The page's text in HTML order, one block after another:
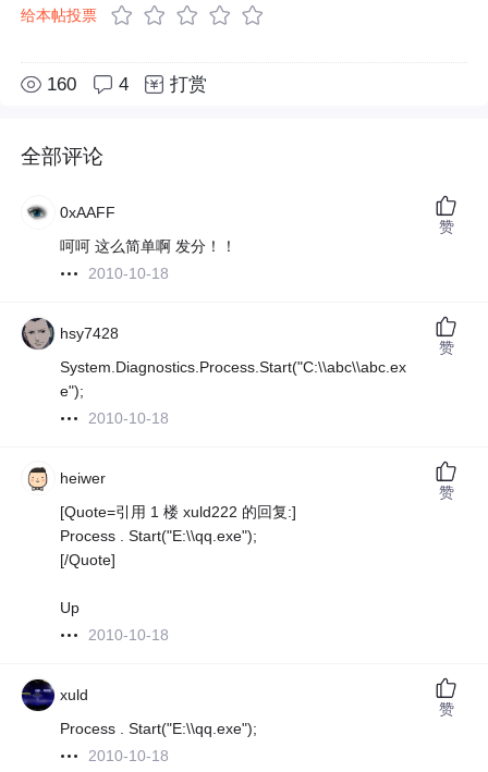
给本帖投票
160 4 打赏
全部评论
0xAAFF
呵呵 这么简单啊 发分！！
2010-10-18
赞
hsy7428
System.Diagnostics.Process.Start("C:\\abc\\abc.ex
e");
2010-10-18
赞
heiwer
[Quote=引用 1 楼 xuld222 的回复:]
Process . Start("E:\\qq.exe");
[/Quote]
Up
2010-10-18
赞
xuld
Process . Start("E:\\qq.exe");
2010-10-18
赞